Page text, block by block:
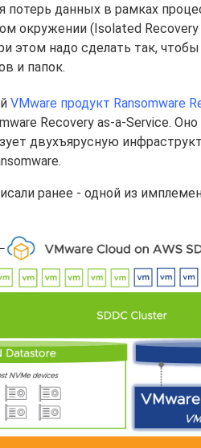
потерь данных в рамках
окружении (Isolated Recovery
этом надо сделать так,
и папок.
VMware продукт Ransomware
Recovery as-a-Service.
двухъярусную
ранее - одной из